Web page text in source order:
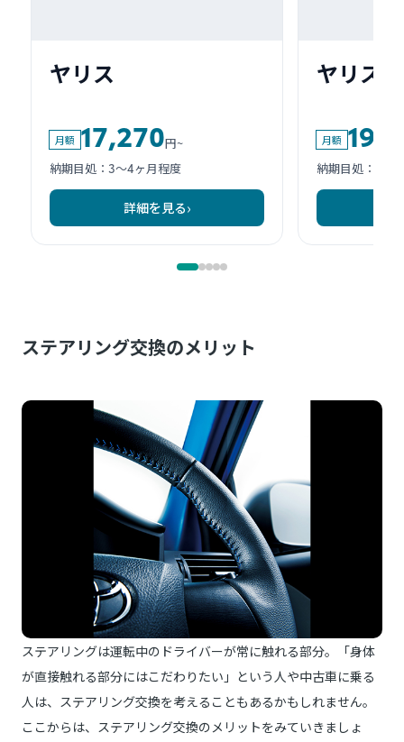
ステアリング交換のメリット
ステアリングは運転中のドライバーが常に触れる部分。「身体
が直接触れる部分にはこだわりたい」という人や中古車に乗る
人は、ステアリング交換を考えることもあるかもしれません。
ここからは、ステアリング交換のメリットをみていきましょ